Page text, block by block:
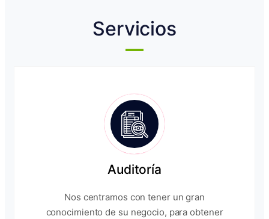
Servicios
Auditoría
Nos centramos con tener un gran
conocimiento de su negocio, para obtener